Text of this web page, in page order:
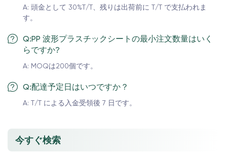
A: 頭金として 30%T/T、残りは出荷前に T/T で支払われま
す。
Q:PP 波形プラスチックシートの最小注文数量はいく
らですか?
A: MOQは200個です。
Q:配達予定日はいつですか？
A: T/T による入金受領後 7 日です。
今すぐ検索